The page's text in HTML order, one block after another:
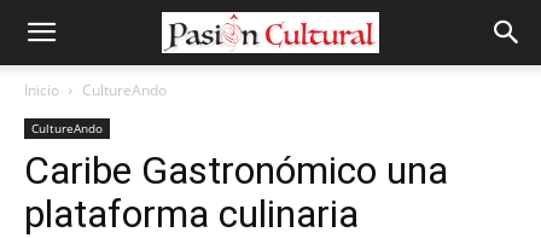
Inicio CultureAndo
CultureAndo
Caribe Gastronómico una
plataforma culinaria